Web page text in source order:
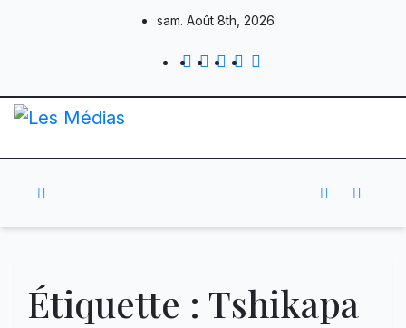
sam. Août 8th, 2026
Étiquette : Tshikapa